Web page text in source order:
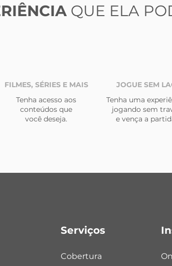
QUE ELA
FILMES, SÉRIES E MAIS
Tenha acesso aos
conteúdos que
você deseja.
JOGUE SEM
Tenha uma
jogando sem
e vença a
Serviços
Cobertura